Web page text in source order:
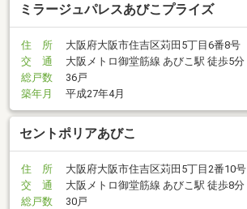
ミラージュパレスあびこプライズ
住 所
大阪府大阪市住吉区苅田5丁目6番8号
交 通
大阪メトロ御堂筋線 あびこ駅 徒歩5分
総戸数
36戸
築年月
平成27年4月
セントポリアあびこ
住 所
大阪府大阪市住吉区苅田5丁目2番10号
交 通
大阪メトロ御堂筋線 あびこ駅 徒歩8分
総戸数
30戸